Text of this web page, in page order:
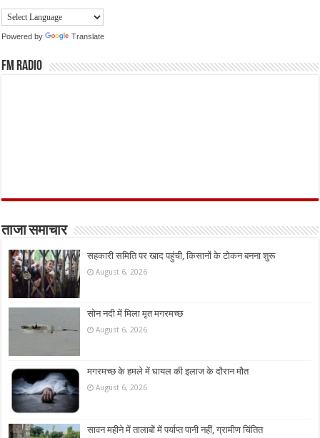
Powered by Translate
FM Radio
ताजा समाचार
सहकारी समिति पर खाद पहुंची, किसानों के टोकन बनना शुरू
August 6, 2026
सोन नदी में मिला मृत मगरमच्छ
August 6, 2026
मगरमच्छ के हमले में घायल की इलाज के दौरान मौत
August 6, 2026
सावन महीने में तालाबों में पर्याप्त पानी नहीं, ग्रामीण चिंतित